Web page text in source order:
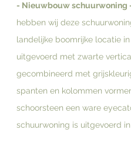
- Nieuwbouw schuurwoning
hebben wij deze
landelijke boomrijke locatie
uitgevoerd met zwarte
gecombineerd met
spanten en kolommen
schoorsteen een ware
schuurwoning is uitgevoerd